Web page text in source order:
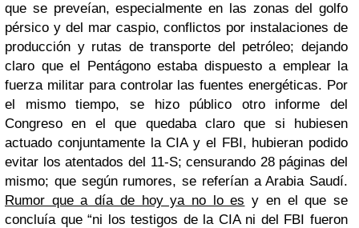
que se preveían, especialmente en las zonas del golfo
pérsico y del mar caspio, conflictos por instalaciones de
producción y rutas de transporte del petróleo; dejando
claro que el Pentágono estaba dispuesto a emplear la
fuerza militar para controlar las fuentes energéticas. Por
el mismo tiempo, se hizo público otro informe del
Congreso en el que quedaba claro que si hubiesen
actuado conjuntamente la CIA y el FBI, hubieran podido
evitar los atentados del 11-S; censurando 28 páginas del
mismo; que según rumores, se referían a Arabia Saudí.
Rumor que a día de hoy ya no lo es y en el que se
concluía que “ni los testigos de la CIA ni del FBI fueron